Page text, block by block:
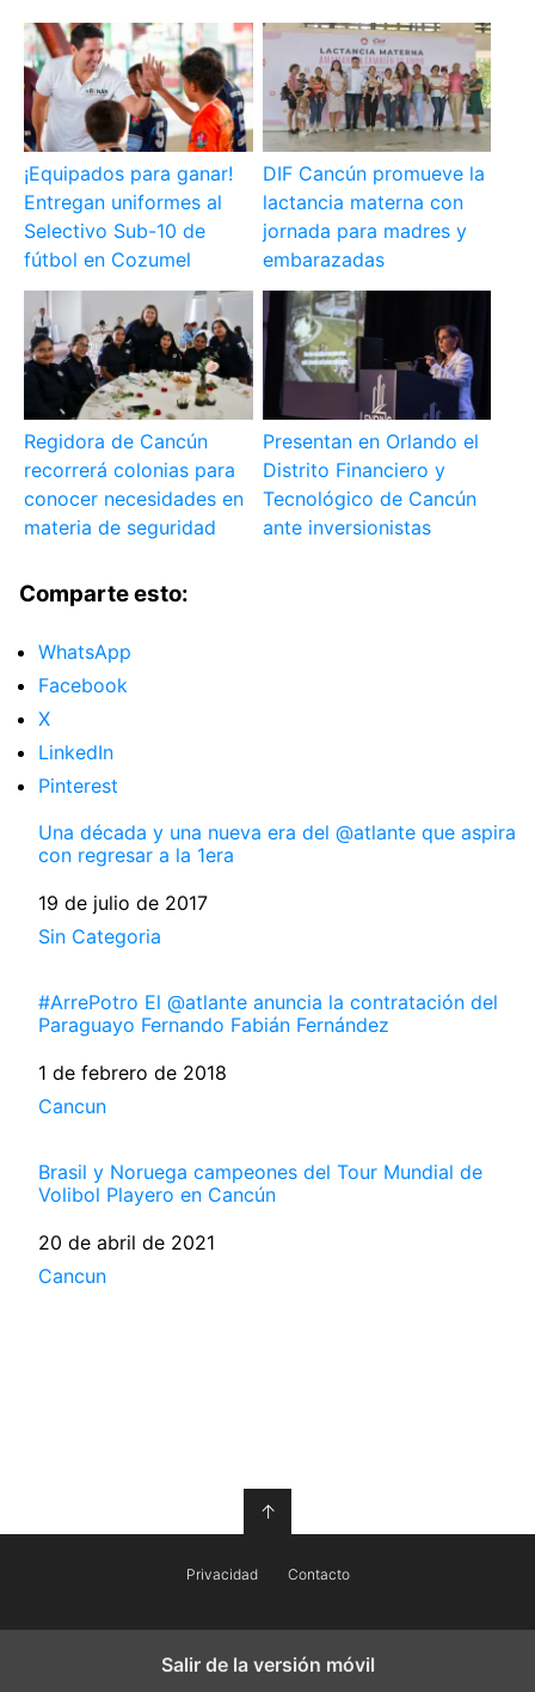
¡Equipados para ganar!
Entregan uniformes al
Selectivo Sub-10 de
fútbol en Cozumel
DIF Cancún promueve la
lactancia materna con
jornada para madres y
embarazadas
Regidora de Cancún
recorrerá colonias para
conocer necesidades en
materia de seguridad
Presentan en Orlando el
Distrito Financiero y
Tecnológico de Cancún
ante inversionistas
Comparte esto:
WhatsApp
Facebook
X
LinkedIn
Pinterest
Una década y una nueva era del @atlante que aspira
con regresar a la 1era
Fecha
19 de julio de 2017
Respecto a
Sin Categoria
#ArrePotro El @atlante anuncia la contratación del
Paraguayo Fernando Fabián Fernández
Fecha
1 de febrero de 2018
Respecto a
Cancun
Brasil y Noruega campeones del Tour Mundial de
Volibol Playero en Cancún
Fecha
20 de abril de 2021
Respecto a
Cancun
↑
Privacidad Contacto
Salir de la versión móvil